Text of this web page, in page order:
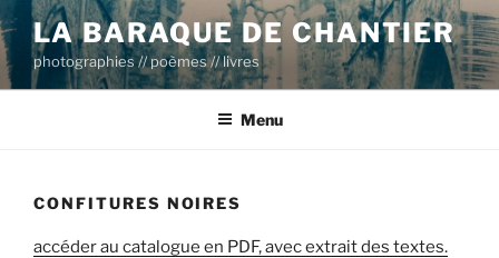
Aller
au
contenu
principal
LA BARAQUE DE CHANTIER
photographies // poèmes // livres
Menu
CONFITURES NOIRES
accéder au catalogue en PDF, avec extrait des textes.